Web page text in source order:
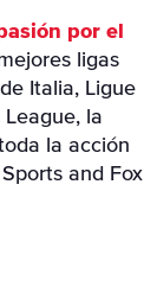
por el
ligas
Italia, Ligue
League, la
la acción
and Fox